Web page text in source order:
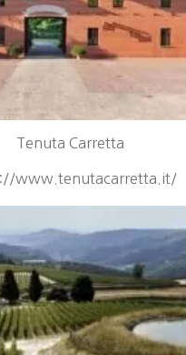
Tenuta Carretta
www.tenutacarretta.it/